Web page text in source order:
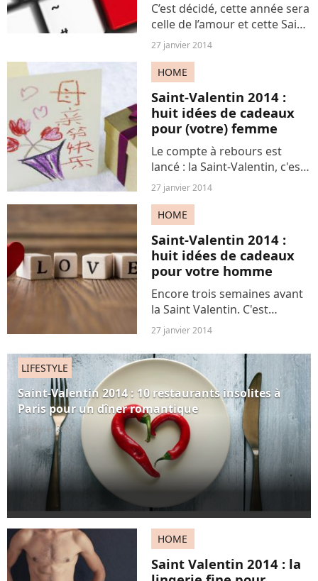
C’est décidé, cette année sera
celle de l’amour et cette Saint
Valentin édition 2014 sera la
dernière passée en solo.
Pour vous aider dans cette
quête de l’amour avec un
grand A, Terrafemina...
27 janvier 2014
HOME
Saint-Valentin 2014 :
huit idées de cadeaux
pour (votre) femme
Le compte à rebours est
lancé : la Saint-Valentin, c'est
dans trois semaines.
L'inspiration vous manque
pour faire plaisir à l'élue de
votre cœur ? Vous craignez
de ne pas trouvez...
27 janvier 2014
HOME
Saint-Valentin 2014 :
huit idées de cadeaux
pour votre homme
Encore trois semaines avant
la Saint Valentin. C'est
beaucoup, sauf quand on est
en panne d'idées de cadeaux
pour sa moitié. C'est votre
cas ? Ces huit suggestions
devraient vous éviter...
27 janvier 2014
LIFESTYLE
Saint-Valentin 2014 : 10 restaurants insolites à
Paris pour un dîner romantique
23 janvier 2014
HOME
Saint Valentin 2014 : la